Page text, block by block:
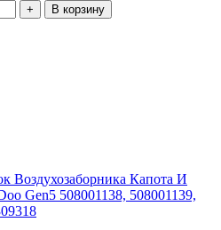
В корзину
Воздухозаборника Капота И
Gen5 508001138, 508001139,